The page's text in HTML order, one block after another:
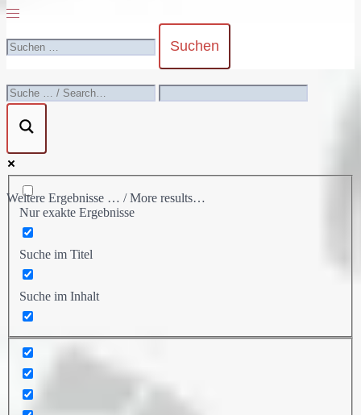
Menü
nach:
Weitere Ergebnisse … / More results…
Nur exakte Ergebnisse
Suche im Titel
Suche im Inhalt